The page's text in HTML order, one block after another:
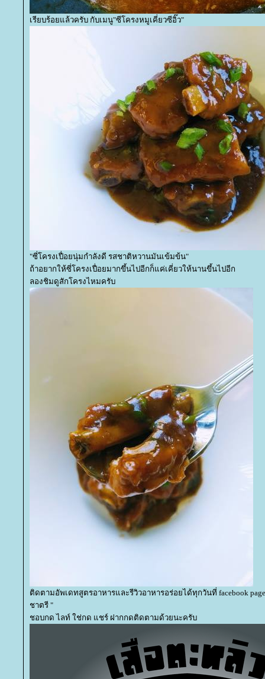
เรียบร้อยแล้วครับ กับเมนู"ซีโครงหมูเคี่ยวซีอิ๊ว"
"ซี่โครงเปื่อยนุ่มกำลังดี รสชาติหวานมันเข้มข้น"
ถ้าอยากให้ซี่โครงเปื่อยมากขึ้นไปอีกก็แค่เคี่ยวให้นานขึ้นไปอีก
ลองชิมดูสักโครงไหมครับ
ติดตามอัพเดทสูตรอาหารและรีวิวอาหารอร่อยได้ทุกวันที่ facebook
ชาตรี "
ชอบกด ไลท์ ใช่กด แชร์ ฝากกดติดตามด้วยนะครับ